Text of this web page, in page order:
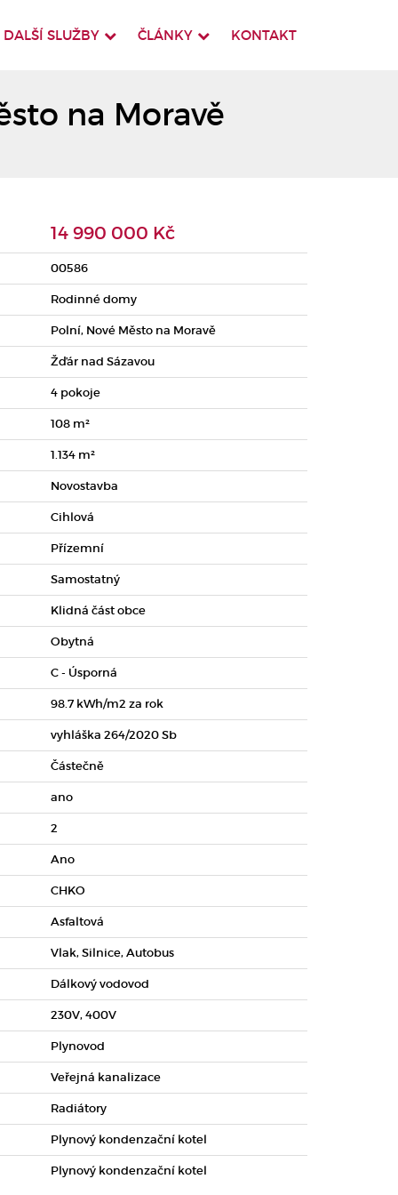
DALŠÍ SLUŽBY ČLÁNKY KONTAKT
na Moravě
14 990 000 Kč
00586
Rodinné domy
Polní, Nové Město na Moravě
Žďár nad Sázavou
4 pokoje
108 m²
1.134 m²
Novostavba
Cihlová
Přízemní
Samostatný
Klidná část obce
Obytná
C - Úsporná
98.7 kWh/m2 za rok
vyhláška 264/2020 Sb
Částečně
ano
2
Ano
CHKO
Asfaltová
Vlak, Silnice, Autobus
Dálkový vodovod
230V, 400V
Plynovod
Veřejná kanalizace
Radiátory
Plynový kondenzační kotel
Plynový kondenzační kotel